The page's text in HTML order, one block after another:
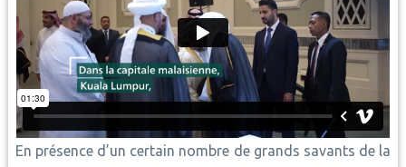
En présence d’un certain nombre de grands savants de la